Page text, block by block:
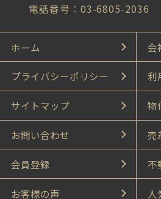
電話番号：03-6805-2036
ホーム 会
プライバシーポリシー 利
サイトマップ 物
お問い合わせ 売
会員登録 不
お客様の声 人